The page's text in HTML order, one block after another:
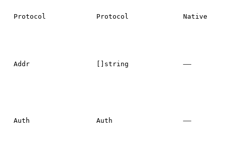
Protocol Protocol Native
Addr []string —
Auth Auth —